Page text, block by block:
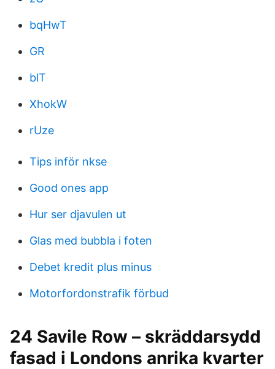
bqHwT
GR
blT
XhokW
rUze
Tips inför nkse
Good ones app
Hur ser djavulen ut
Glas med bubbla i foten
Debet kredit plus minus
Motorfordonstrafik förbud
24 Savile Row – skräddarsydd
fasad i Londons anrika kvarter